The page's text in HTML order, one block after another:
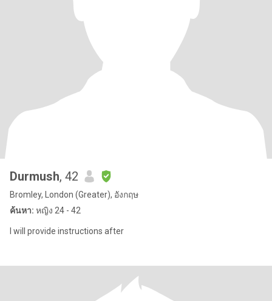
Durmush, 42
Bromley, London (Greater), อังกฤษ
ค้นหา: หญิง 24 - 42
I will provide instructions after